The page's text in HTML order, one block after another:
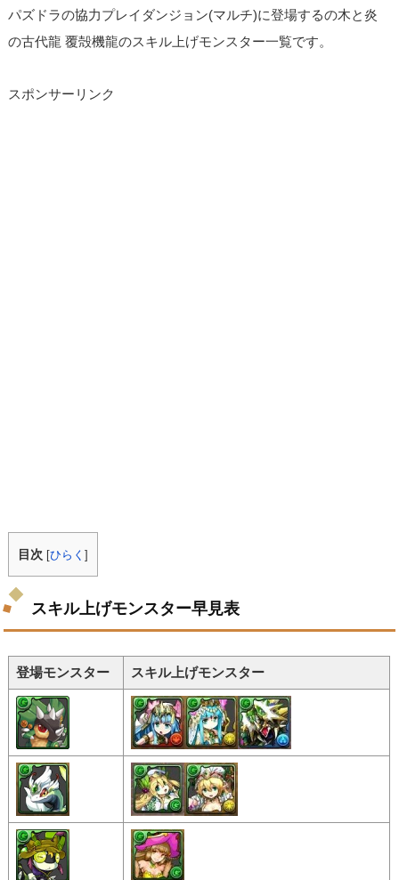
パズドラの協力プレイダンジョン(マルチ)に登場するの木と炎
の古代龍 覆殻機龍のスキル上げモンスター一覧です。
スポンサーリンク
目次 [ひらく]
スキル上げモンスター早見表
登場モンスター スキル上げモンスター